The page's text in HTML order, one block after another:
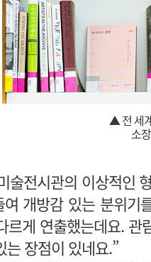
▲ 전 세
소
술전시관의 이상적인
여 개방감 있는 분위기
르게 연출했는데요. 관
는 장점이 있네요.”